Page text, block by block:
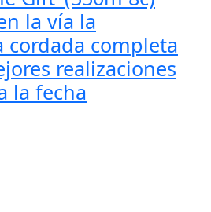
la vía la
cordada completa
realizaciones
la fecha